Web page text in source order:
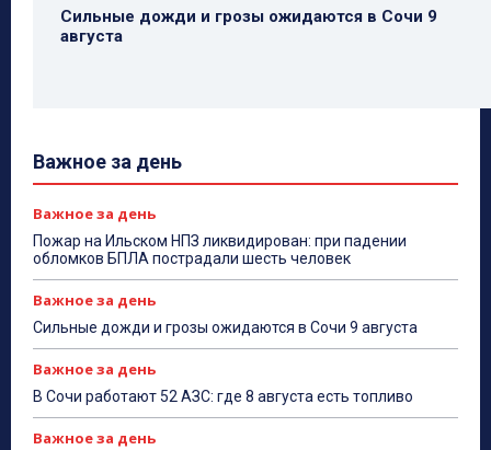
Сильные дожди и грозы ожидаются в Сочи 9
августа
Важное за день
Важное за день
Пожар на Ильском НПЗ ликвидирован: при падении
обломков БПЛА пострадали шесть человек
Важное за день
Сильные дожди и грозы ожидаются в Сочи 9 августа
Важное за день
В Сочи работают 52 АЗС: где 8 августа есть топливо
Важное за день